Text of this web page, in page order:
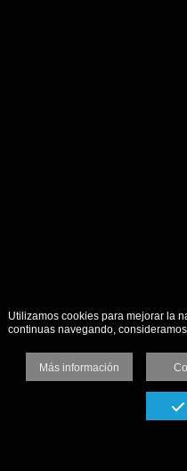
Utilizamos cookies para mejorar la
continuas navegando,
Más información